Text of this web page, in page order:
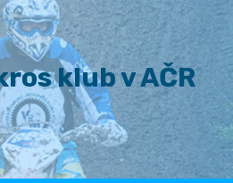
klub v AČR